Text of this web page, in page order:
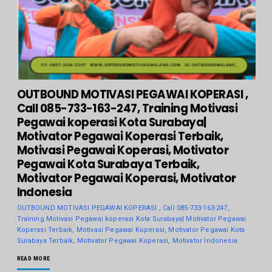
OUTBOUND MOTIVASI PEGAWAI KOPERASI ,
Call 085-733-163-247, Training Motivasi
Pegawai koperasi Kota Surabaya|
Motivator Pegawai Koperasi Terbaik,
Motivasi Pegawai Koperasi, Motivator
Pegawai Kota Surabaya Terbaik,
Motivator Pegawai Koperasi, Motivator
Indonesia
OUTBOUND MOTIVASI PEGAWAI KOPERASI , Call 085-733-163-247,
Training Motivasi Pegawai koperasi Kota Surabaya| Motivator Pegawai
Koperasi Terbaik, Motivasi Pegawai Koperasi, Motivator Pegawai Kota
Surabaya Terbaik, Motivator Pegawai Koperasi, Motivator Indonesia
READ MORE